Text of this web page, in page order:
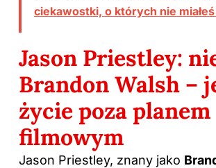
ciekawostki, o których nie
Jason Priestley:
Brandon Walsh –
życie poza planem
filmowym
Jason Priestley, znany jako